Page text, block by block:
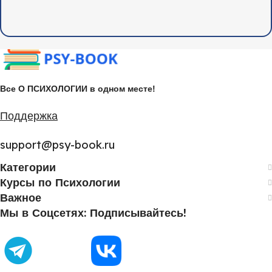
Все О ПСИХОЛОГИИ в одном месте!
Поддержка
support@psy-book.ru
Категории
Курсы по Психологии
Важное
Мы в Соцсетях: Подписывайтесь!